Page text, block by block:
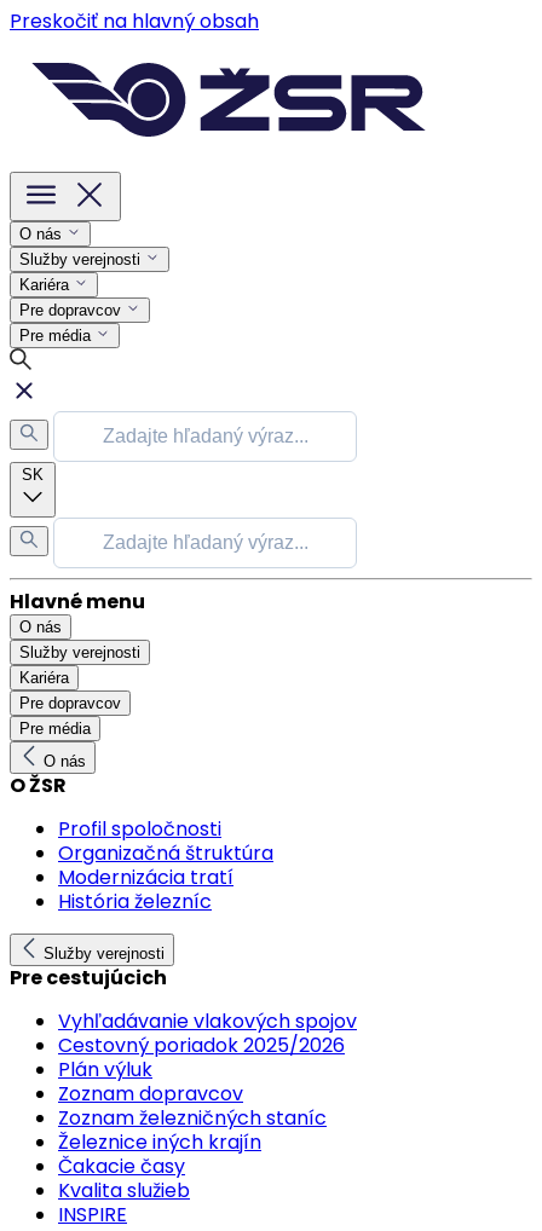
Preskočiť na hlavný obsah
O nás
Služby verejnosti
Kariéra
Pre dopravcov
Pre média
SK
Hlavné menu
O nás
Služby verejnosti
Kariéra
Pre dopravcov
Pre média
O nás
O ŽSR
Profil spoločnosti
Organizačná štruktúra
Modernizácia tratí
História železníc
Služby verejnosti
Pre cestujúcich
Vyhľadávanie vlakových spojov
Cestovný poriadok 2025/2026
Plán výluk
Zoznam dopravcov
Zoznam železničných staníc
Železnice iných krajín
Čakacie časy
Kvalita služieb
INSPIRE